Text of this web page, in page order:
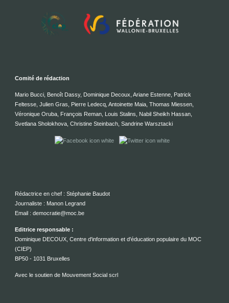
Comité de rédaction
Mario Bucci, Benoît Dassy, Dominique Decoux, Ariane Estenne, Patrick
Feltesse, Julien Gras, Pierre Ledecq, Antoinette Maia, Thomas Miessen,
Véronique Oruba, François Reman, Louis Stalins, Nabil Sheikh Hassan,
Svetlana Sholokhova, Christine Steinbach, Sandrine Warsztacki
Rédactrice en chef : Stéphanie Baudot
Journaliste : Manon Legrand
Email : democratie@moc.be
Editrice responsable :
Dominique DECOUX, Centre d'information et d'éducation populaire du MOC
(CIEP)
BP50 - 1031 Bruxelles
Avec le soutien de Mouvement Social scrl